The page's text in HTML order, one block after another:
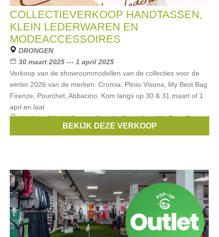
COLLECTIEVERKOOP HANDTASSEN,
KLEIN LEDERWAREN EN
MODEACCESSOIRES
DRONGEN
30 maart 2025 --- 1 april 2025
Verkoop van de showroommodellen van de collecties voor de
winter 2026 van de merken: Cromia, Plinio Visona, My Best Bag
Firenze, Pourchet, Abbacino. Kom langs op 30 & 31 maart of 1
aprl en laat
Merken:Plinio Visona,Cromia,Pourchet,My Best Bag
AbbacinoBEKIJK DEZE VERKOOP